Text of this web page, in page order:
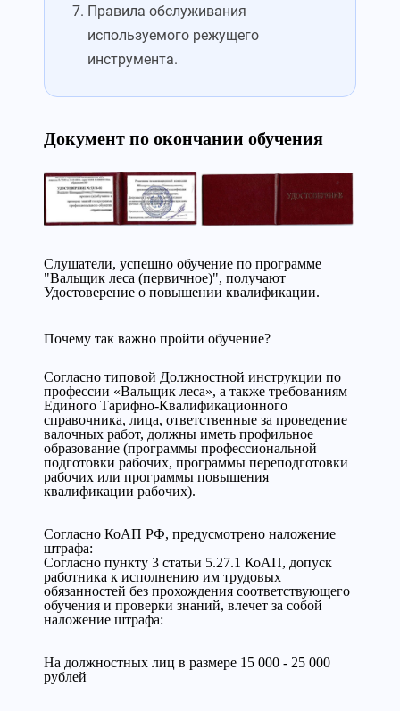
Правила обслуживания
используемого режущего
инструмента.
Документ по окончании обучения
Слушатели, успешно обучение по программе
"Вальщик леса (первичное)", получают
Удостоверение о повышении квалификации.
Почему так важно пройти обучение?
Согласно типовой Должностной инструкции по
профессии «Вальщик леса», а также требованиям
Единого Тарифно-Квалификационного
справочника, лица, ответственные за проведение
валочных работ, должны иметь профильное
образование (программы профессиональной
подготовки рабочих, программы переподготовки
рабочих или программы повышения
квалификации рабочих).
Cогласно КоАП РФ, предусмотрено наложение
штрафа:
Согласно пункту 3 статьи 5.27.1 КоАП, допуск
работника к исполнению им трудовых
обязанностей без прохождения соответствующего
обучения и проверки знаний, влечет за собой
наложение штрафа:
На должностных лиц в размере 15 000 - 25 000
рублей